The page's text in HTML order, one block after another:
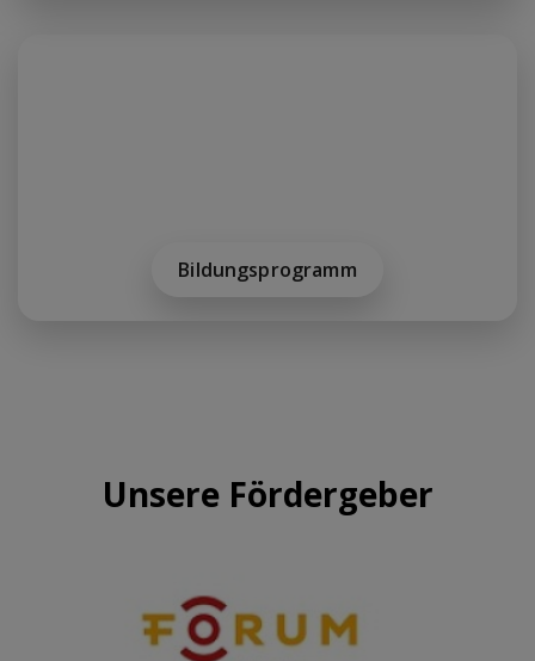
Bildungsprogramm
Unsere Fördergeber